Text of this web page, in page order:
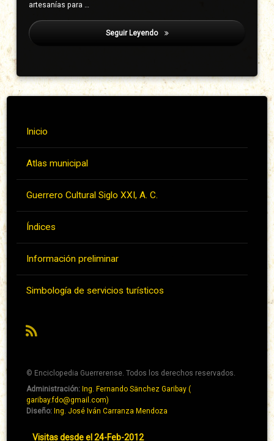
artesanías para …
Seguir Leyendo Chachalaca
Inicio
Atlas municipal
Guerrero Cultural Siglo XXI, A. C.
Índices
Información preliminar
Simbología de servicios turísticos
RSS
© Enciclopedia Guerrerense. Todos los derechos reservados.
Pie
de
Administración: Ing. Fernando Sänchez Garibay (
garibay.fdo@gmail.com)
Diseño: Ing. José Iván Carranza Mendoza
Visitas desde el 24-Feb-2012